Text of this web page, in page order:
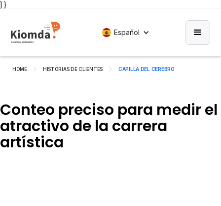
] }
Español
HOME HISTORIAS DE CLIENTES CAPILLA DEL CEREBRO
Conteo preciso para medir el
atractivo de la carrera
artística